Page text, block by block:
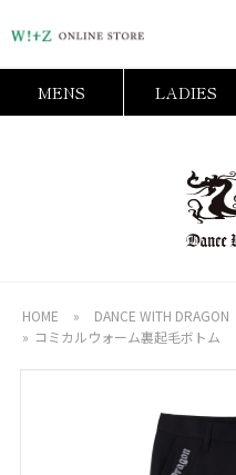
MENS LADIES
HOME » DANCE WITH DRAGON
» コミカルウォーム裏起毛ボトム